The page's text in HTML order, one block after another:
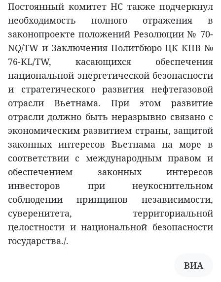
Постоянный комитет НС также подчеркнул
необходимость полного отражения в
законопроекте положений Резолюции № 70-
NQ/TW и Заключения Политбюро ЦК КПВ №
76-KL/TW, касающихся обеспечения
национальной энергетической безопасности
и стратегического развития нефтегазовой
отрасли Вьетнама. При этом развитие
отрасли должно быть неразрывно связано с
экономическим развитием страны, защитой
законных интересов Вьетнама на море в
соответствии с международным правом и
обеспечением законных интересов
инвесторов при неукоснительном
соблюдении принципов независимости,
суверенитета, территориальной
целостности и национальной безопасности
государства./.
ВИA